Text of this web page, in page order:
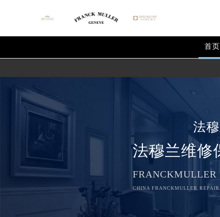
首页
法
法穆兰维修
FRANCKMULLER
CHINA FRANCKMULLER